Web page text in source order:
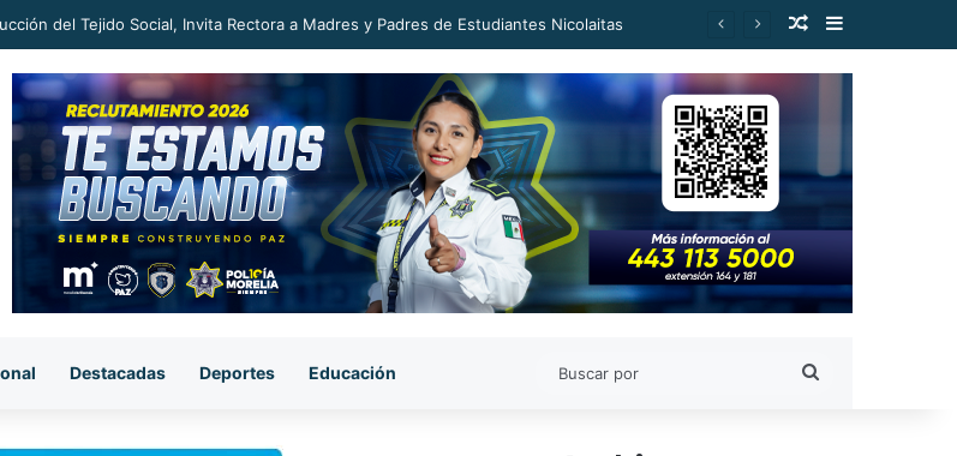
del Tejido Social, Invita Rectora a Madres y Padres de Estudiantes Nicolaitas Publicación al
Barra lateral
Destacadas Deportes Educación